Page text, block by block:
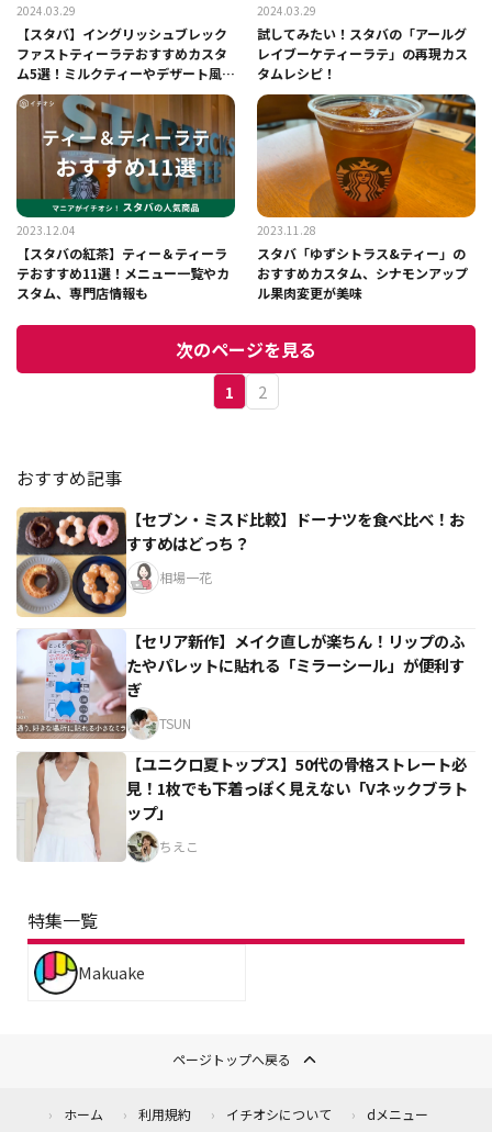
2024.03.29
【スタバ】イングリッシュブレック
ファストティーラテおすすめカスタ
ム5選！ミルクティーやデザート風！
茶葉だけでも買える
2024.03.29
試してみたい！スタバの「アールグ
レイブーケティーラテ」の再現カス
タムレシピ！
2023.12.04
【スタバの紅茶】ティー＆ティーラ
テおすすめ11選！メニュー一覧やカ
スタム、専門店情報も
2023.11.28
スタバ「ゆずシトラス&ティー」の
おすすめカスタム、シナモンアップ
ル果肉変更が美味
次のページを見る
1 2
おすすめ記事
【セブン・ミスド比較】ドーナツを食べ比べ！お
すすめはどっち？
相場一花
【セリア新作】メイク直しが楽ちん！リップのふ
たやパレットに貼れる「ミラーシール」が便利す
ぎ
TSUN
【ユニクロ夏トップス】50代の骨格ストレート必
見！1枚でも下着っぽく見えない「Vネックブラト
ップ」
ちえこ
特集一覧
Makuake
ページトップへ戻る
ホーム 利用規約 イチオシについて dメニュー